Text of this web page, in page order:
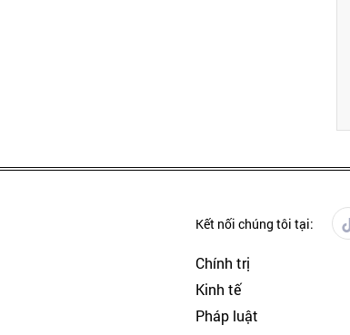
Kết nối chúng tôi tại:
Chính trị
Kinh tế
Pháp luật